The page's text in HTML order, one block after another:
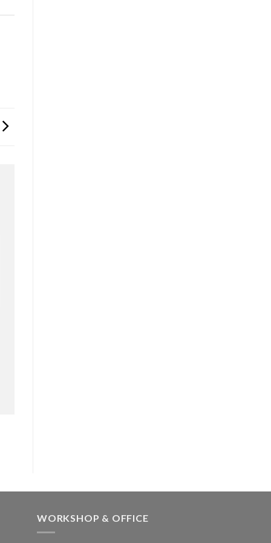
WORKSHOP & OFFICE